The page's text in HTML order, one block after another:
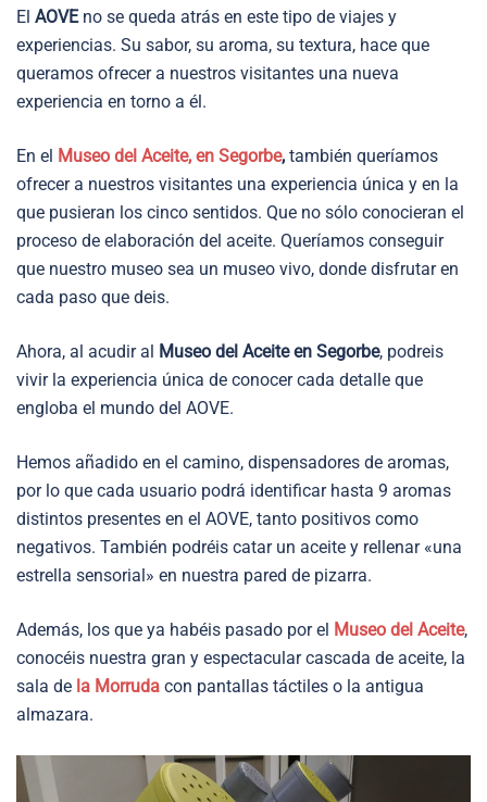
El AOVEno se queda atrás en este tipo de viajes y
experiencias. Su sabor, su aroma, su textura, hace que
queramos ofrecer a nuestros visitantes una nueva
experiencia en torno a él.
En el Museo del Aceite, en Segorbe, también queríamos
ofrecer a nuestros visitantes una experiencia única y en la
que pusieran los cinco sentidos. Que no sólo conocieran el
proceso de elaboración del aceite. Queríamos conseguir
que nuestro museo sea un museo vivo, donde disfrutar en
cada paso que deis.
Ahora, al acudir al Museo del Aceite en Segorbe, podreis
vivir la experiencia única de conocer cada detalle que
engloba el mundo del AOVE.
Hemos añadido en el camino, dispensadores de aromas,
por lo que cada usuario podrá identificar hasta 9 aromas
distintos presentes en el AOVE, tanto positivos como
negativos. También podréis catar un aceite y rellenar «una
estrella sensorial» en nuestra pared de pizarra.
Además, los que ya habéis pasado por el Museo del Aceite,
conocéis nuestra gran y espectacular cascada de aceite, la
sala de la Morruda con pantallas táctiles o la antigua
almazara.